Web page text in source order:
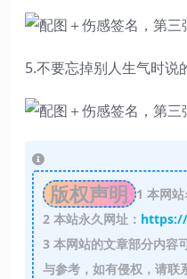
5.不要忘掉别人生气时说
版权声明 1 本网站
2本站永久网址：
3本网站的文章部分内容
与参考，如有侵权，请联